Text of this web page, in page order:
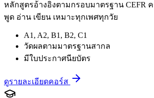
หลักสูตรอ้างอิงตามกรอบมาตรฐาน CEFR
พูด อ่าน เขียน เหมาะทุกเพศทุกวัย
A1, A2, B1, B2, C1
วัดผลตามมาตรฐานสากล
มีใบประกาศนียบัตร
ดูรายละเอียดคอร์ส